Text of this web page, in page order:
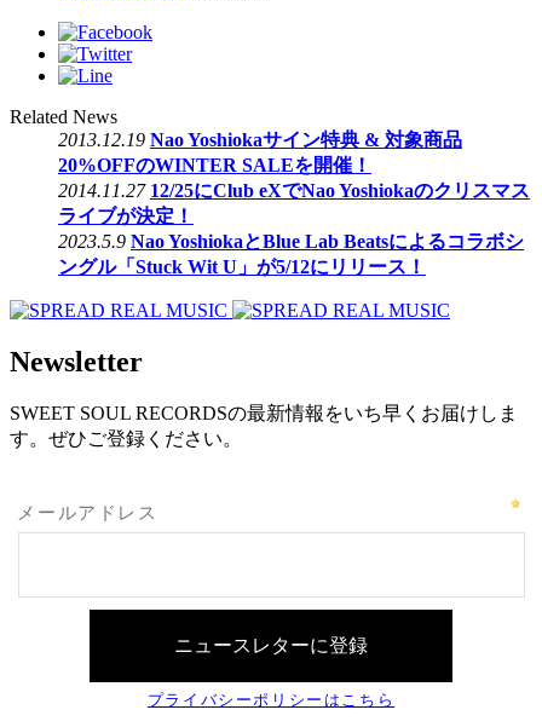
Related News
2013.12.19 Nao Yoshiokaサイン特典 & 対象商品
20%OFFのWINTER SALEを開催！
2014.11.27 12/25にClub eXでNao Yoshiokaのクリスマス
ライブが決定！
2023.5.9 Nao YoshiokaとBlue Lab Beatsによるコラボシ
ングル「Stuck Wit U」が5/12にリリース！
Newsletter
SWEET SOUL RECORDSの最新情報をいち早くお届けしま
す。ぜひご登録ください。